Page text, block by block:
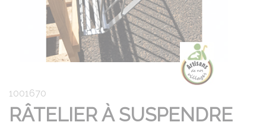
1001670
RÂTELIER À SUSPENDRE